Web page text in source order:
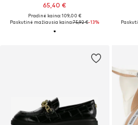
65,40 €
Pradinė kaina: 109,00 €
Paskutinė mažiausia kaina:75,92 €-13%